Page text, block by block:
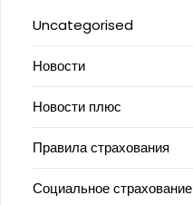
Uncategorised
Новости
Новости плюс
Правила страхования
Социальное страхование